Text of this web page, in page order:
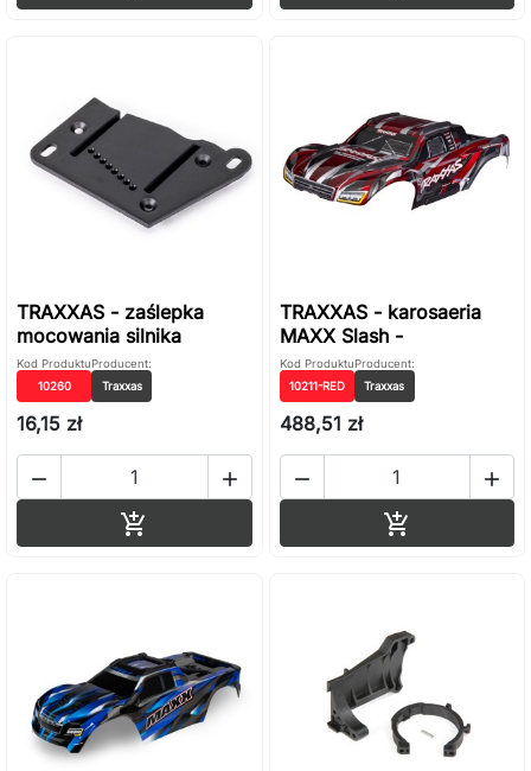
TRAXXAS - zaślepka
mocowania silnika
Kod Produktu
10260
Producent:
Traxxas
16,15 zł
 

TRAXXAS - karosaeria
MAXX Slash -
Kod Produktu
10211-RED
Producent:
Traxxas
488,51 zł
 
